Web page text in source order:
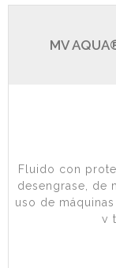
MV
Fluido con
desengrase, de
uso de
y